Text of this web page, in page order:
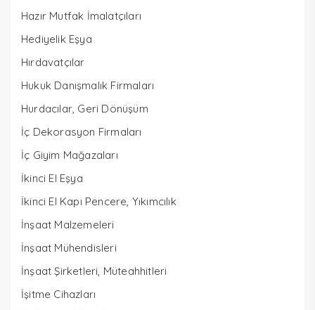
Hazır Mutfak İmalatçıları
Hediyelik Eşya
Hırdavatçılar
Hukuk Danışmalık Firmaları
Hurdacılar, Geri Dönüşüm
İç Dekorasyon Firmaları
İç Giyim Mağazaları
İkinci El Eşya
İkinci El Kapı Pencere, Yıkımcılık
İnşaat Malzemeleri
İnşaat Mühendisleri
İnşaat Şirketleri, Müteahhitleri
İşitme Cihazları